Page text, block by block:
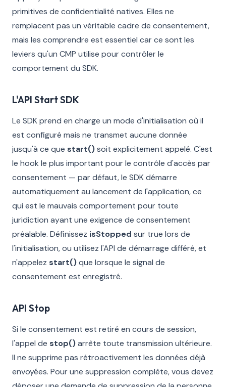
primitives de confidentialité natives. Elles ne
remplacent pas un véritable cadre de consentement,
mais les comprendre est essentiel car ce sont les
leviers qu'un CMP utilise pour contrôler le
comportement du SDK.
L'API Start SDK
Le SDK prend en charge un mode d'initialisation où il
est configuré mais ne transmet aucune donnée
jusqu'à ce que start()soit explicitement appelé. C'est
le hook le plus important pour le contrôle d'accès par
consentement — par défaut, le SDK démarre
automatiquement au lancement de l'application, ce
qui est le mauvais comportement pour toute
juridiction ayant une exigence de consentement
préalable. Définissez isStopped sur true lors de
l'initialisation, ou utilisez l'API de démarrage différé, et
n'appelez start()que lorsque le signal de
consentement est enregistré.
API Stop
Si le consentement est retiré en cours de session,
l'appel de stop()arrête toute transmission ultérieure.
Il ne supprime pas rétroactivement les données déjà
envoyées. Pour une suppression complète, vous devez